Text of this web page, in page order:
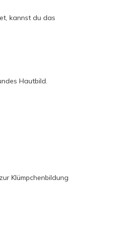
kannst du das
Hautbild.
Klümpchenbildung